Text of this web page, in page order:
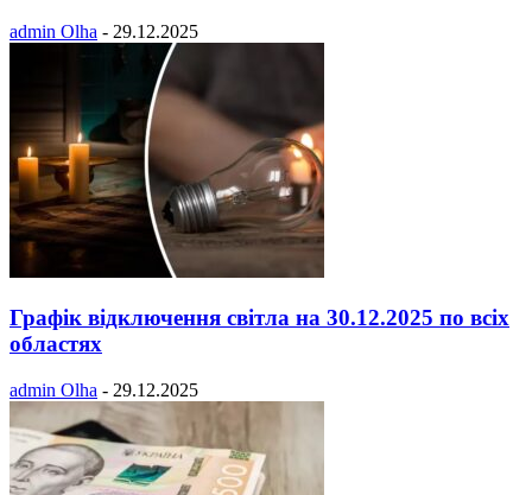
admin Olha - 29.12.2025
Графік відключення світла на 30.12.2025 по всіх
областях
admin Olha - 29.12.2025